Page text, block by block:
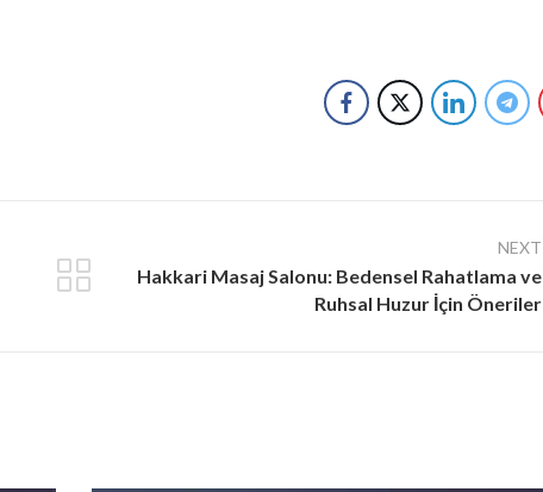
NEXT
Hakkari Masaj Salonu: Bedensel Rahatlama ve
Ruhsal Huzur İçin Öneriler